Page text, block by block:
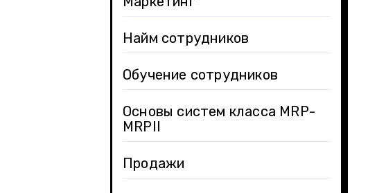
Найм сотрудников
Обучение сотрудников
Основы систем класса MRP-
MRPII
Продажи